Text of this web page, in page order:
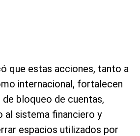
que estas acciones, tanto a
internacional, fortalecen
bloqueo de cuentas,
al sistema financiero y
espacios utilizados por